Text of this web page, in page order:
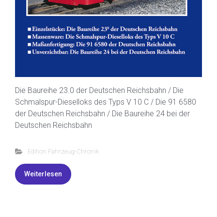
Die Baureihe 23.0 der Deutschen Reichsbahn / Die
Schmalspur-Dieselloks des Typs V 10 C / Die 91 6580
der Deutschen Reichsbahn / Die Baureihe 24 bei der
Deutschen Reichsbahn
Edition Fahrzeug-Chronik
Weiterlesen